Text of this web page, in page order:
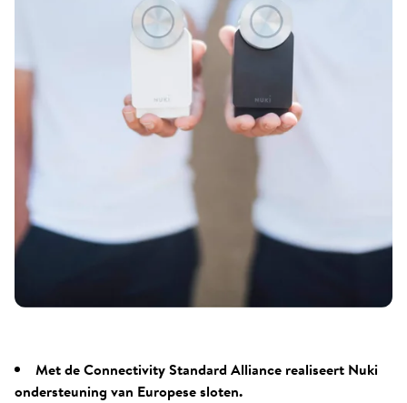
Met de Connectivity Standard Alliance realiseert Nuki
ondersteuning van Europese sloten.